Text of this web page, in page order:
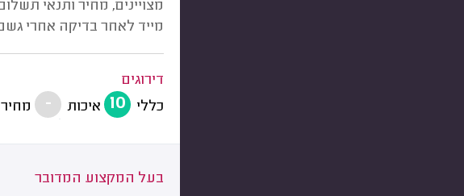
מצויינים, מחיר ותנאי
מייד לאחר בדיקה אחרי
דירוגים
כללי
10 איכות - מחיר
בעל המקצוע המדובר